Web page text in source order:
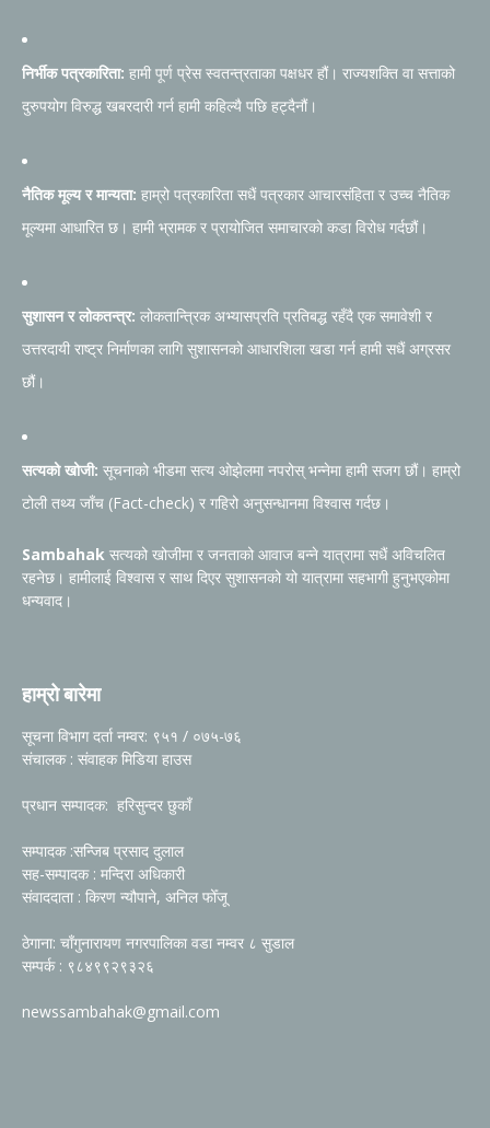
निर्भीक पत्रकारिता: हामी पूर्ण प्रेस स्वतन्त्रताका पक्षधर हौं। राज्यशक्ति वा सत्ताको
दुरुपयोग विरुद्ध खबरदारी गर्न हामी कहिल्यै पछि हट्दैनौं।
नैतिक मूल्य र मान्यता: हाम्रो पत्रकारिता सधैं पत्रकार आचारसंहिता र उच्च नैतिक
मूल्यमा आधारित छ। हामी भ्रामक र प्रायोजित समाचारको कडा विरोध गर्दछौं।
सुशासन र लोकतन्त्र: लोकतान्त्रिक अभ्यासप्रति प्रतिबद्ध रहँदै एक समावेशी र
उत्तरदायी राष्ट्र निर्माणका लागि सुशासनको आधारशिला खडा गर्न हामी सधैं अग्रसर
छौं।
सत्यको खोजी: सूचनाको भीडमा सत्य ओझेलमा नपरोस् भन्नेमा हामी सजग छौं। हाम्रो
टोली तथ्य जाँच (Fact-check) र गहिरो अनुसन्धानमा विश्वास गर्दछ।
Sambahak सत्यको खोजीमा र जनताको आवाज बन्ने यात्रामा सधैं अविचलित
रहनेछ। हामीलाई विश्वास र साथ दिएर सुशासनको यो यात्रामा सहभागी हुनुभएकोमा
धन्यवाद।
हाम्रो बारेमा
सूचना विभाग दर्ता नम्वर: ९५१ / ०७५-७६
संचालक : संवाहक मिडिया हाउस
प्रधान सम्पादक: हरिसुन्दर छुकाँ
सम्पादक :सन्जिब प्रसाद दुलाल
सह-सम्पादक : मन्दिरा अधिकारी
संवाददाता : किरण न्यौपाने, अनिल फोँजू
ठेगाना: चाँगुनारायण नगरपालिका वडा नम्वर ८ सुडाल
सम्पर्क : ९८४९९२९३२६
newssambahak@gmail.com